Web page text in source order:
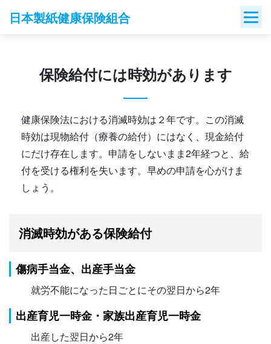
日本製紙健康保険組合
保険給付には時効があります
健康保険法における消滅時効は２年です。この消滅
時効は現物給付（療養の給付）にはなく、現金給付
にだけ存在します。申請をしないまま2年経つと、給
付を受ける権利を失います。早めの申請を心がけま
しょう。
消滅時効がある保険給付
傷病手当金、出産手当金
就労不能になった日ごとにその翌日から2年
出産育児一時金・家族出産育児一時金
出産した翌日から2年